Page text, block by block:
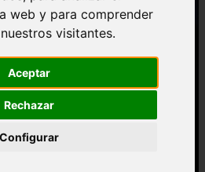
web y para comprender
visitantes.
Aceptar
Rechazar
Configurar